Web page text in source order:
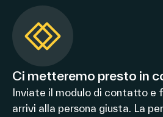
Ci metteremo presto in
Inviate il modulo di contatto e
arrivi alla persona giusta. La